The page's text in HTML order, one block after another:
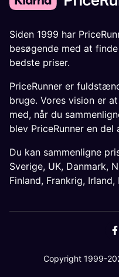
Siden 1999 har
besøgende med at
bedste priser.
PriceRunner er
bruge. Vores vision er
med, når du
blev PriceRunner en del
Du kan sammenligne
Sverige, UK, Danmark,
Finland, Frankrig, Irland,
Copyright 1999-